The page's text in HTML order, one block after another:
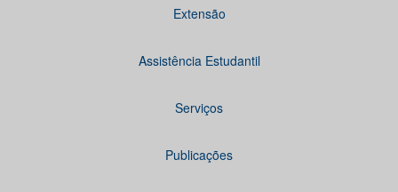
Extensão
Assistência Estudantil
Serviços
Publicações